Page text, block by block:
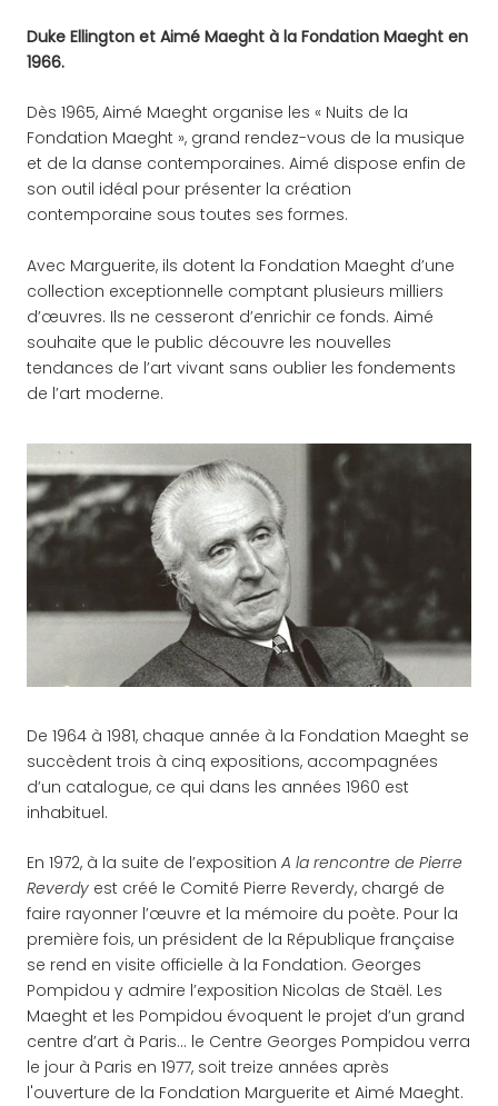
Duke Ellington et Aimé Maeght à la Fondation Maeght en
1966.
Dès 1965, Aimé Maeght organise les « Nuits de la
Fondation Maeght », grand rendez-vous de la musique
et de la danse contemporaines. Aimé dispose enfin de
son outil idéal pour présenter la création
contemporaine sous toutes ses formes.
Avec Marguerite, ils dotent la Fondation Maeght d’une
collection exceptionnelle comptant plusieurs milliers
d’œuvres. Ils ne cesseront d’enrichir ce fonds. Aimé
souhaite que le public découvre les nouvelles
tendances de l’art vivant sans oublier les fondements
de l’art moderne.
De 1964 à 1981, chaque année à la Fondation Maeght se
succèdent trois à cinq expositions, accompagnées
d’un catalogue, ce qui dans les années 1960 est
inhabituel.
En 1972, à la suite de l’exposition A la rencontre de Pierre
Reverdy est créé le Comité Pierre Reverdy, chargé de
faire rayonner l’œuvre et la mémoire du poète. Pour la
première fois, un président de la République française
se rend en visite officielle à la Fondation. Georges
Pompidou y admire l’exposition Nicolas de Staël. Les
Maeght et les Pompidou évoquent le projet d’un grand
centre d’art à Paris… le Centre Georges Pompidou verra
le jour à Paris en 1977, soit treize années après
l'ouverture de la Fondation Marguerite et Aimé Maeght.